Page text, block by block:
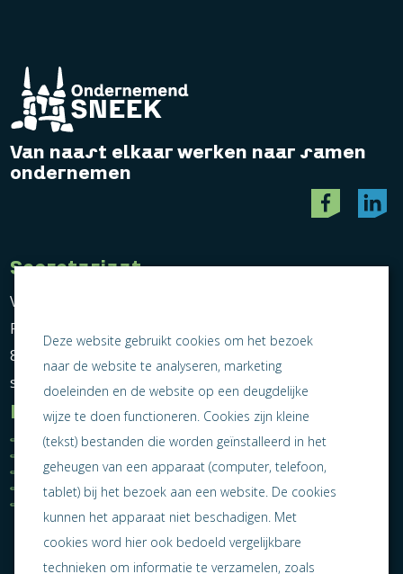
Van naast elkaar werken naar samen
ondernemen
Secretariaat
Vereniging Ondernemend Sneek
Postbus 464
8600 AL Sneek
secretariaat@ondernemendsneek.nl
Informatie
Ledenoverzicht
Algemene voorwaarden
Privacy statement
Jaarverslag 2025
Nieuws
Lid worden
Contact
Deze website gebruikt cookies om het bezoek
naar de website te analyseren, marketing
doeleinden en de website op een deugdelijke
wijze te doen functioneren. Cookies zijn kleine
(tekst) bestanden die worden geïnstalleerd in het
geheugen van een apparaat (computer, telefoon,
tablet) bij het bezoek aan een website. De cookies
kunnen het apparaat niet beschadigen. Met
cookies word hier ook bedoeld vergelijkbare
technieken om informatie te verzamelen, zoals